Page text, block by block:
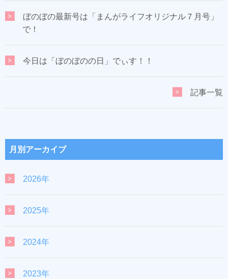
ぼのぼの最新号は「まんがライフオリジナル７月号」
で！
今日は「ぼのぼのの日」でぃす！！
記事一覧
月別アーカイブ
2026年
2025年
2024年
2023年